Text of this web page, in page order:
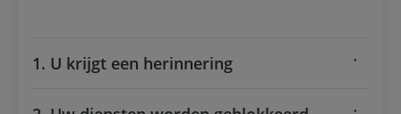
1. U krijgt een herinnering